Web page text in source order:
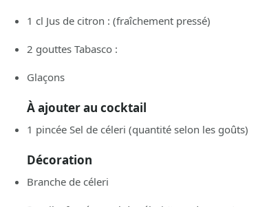
1 cl Jus de citron : (fraîchement pressé)
2 gouttesTabasco :
Glaçons
À ajouter au cocktail
1 pincéeSel de céleri (quantité selon les goûts)
Décoration
Branche de céleri